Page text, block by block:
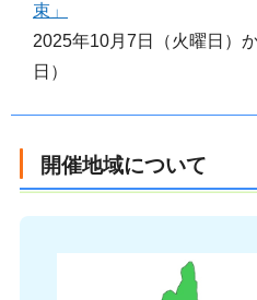
束」
2025年10月7日（火曜日）
日）
開催地域について